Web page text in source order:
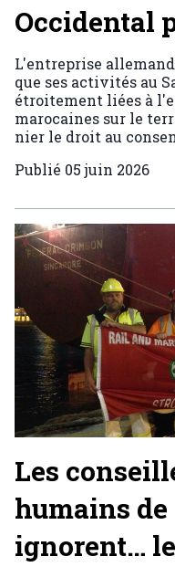
Occidental
L'entreprise
que ses activités au
étroitement liées à
marocaines sur le
nier le droit au
Publié 05 juin 2026
Les
humains
ignorent…